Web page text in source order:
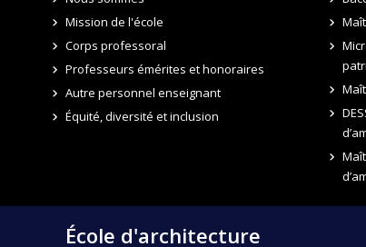
Mission de l'école
Corps professoral
Professeurs émérites et honoraires
Autre personnel enseignant
Équité, diversité et inclusion
École d'architecture